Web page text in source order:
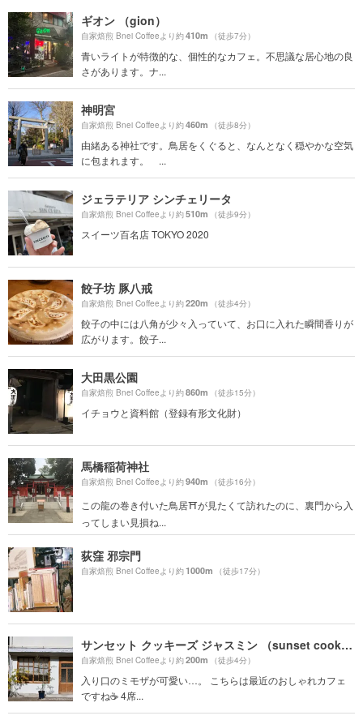
ギオン （gion）
自家焙煎 Bnei Coffeeより約410m （徒歩7分）
青いライトが特徴的な、個性的なカフェ。不思議な居心地の良
さがあります。ナ...
神明宮
自家焙煎 Bnei Coffeeより約460m （徒歩8分）
由緒ある神社です。鳥居をくぐると、なんとなく穏やかな空気
に包まれます。 ...
ジェラテリア シンチェリータ
自家焙煎 Bnei Coffeeより約510m （徒歩9分）
スイーツ百名店 TOKYO 2020
餃子坊 豚八戒
自家焙煎 Bnei Coffeeより約220m （徒歩4分）
餃子の中には八角が少々入っていて、お口に入れた瞬間香りが
広がります。餃子...
大田黒公園
自家焙煎 Bnei Coffeeより約860m （徒歩15分）
イチョウと資料館（登録有形文化財）
馬橋稲荷神社
自家焙煎 Bnei Coffeeより約940m （徒歩16分）
この龍の巻き付いた鳥居⛩が見たくて訪れたのに、裏門から入
ってしまい見損ね...
荻窪 邪宗門
自家焙煎 Bnei Coffeeより約1000m （徒歩17分）
サンセット クッキーズ ジャスミン （sunset cookies jasmine）
自家焙煎 Bnei Coffeeより約200m （徒歩4分）
入り口のミモザが可愛い…。 こちらは最近のおしゃれカフェ
ですね☕️ 4席...